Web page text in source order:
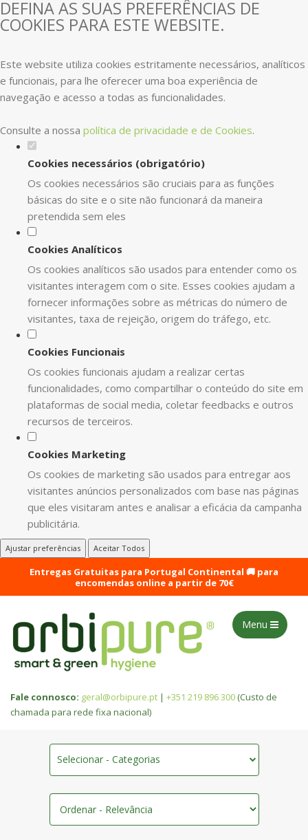
DEFINA AS SUAS PREFERÊNCIAS DE
COOKIES PARA ESTE WEBSITE.
Este website utiliza cookies estritamente necessários, analíticos
e funcionais, para lhe oferecer uma boa experiência de
navegação e acesso a todas as funcionalidades.
Consulte a nossa política de privacidade e de Cookies.
Cookies necessários (obrigatório)
Os cookies necessários são cruciais para as funções
básicas do site e o site não funcionará da maneira
pretendida sem eles
Cookies Analíticos
Os cookies analíticos são usados para entender como os
visitantes interagem com o site. Esses cookies ajudam a
fornecer informações sobre as métricas do número de
visitantes, taxa de rejeição, origem do tráfego, etc.
Cookies Funcionais
Os cookies funcionais ajudam a realizar certas
funcionalidades, como compartilhar o conteúdo do site em
plataformas de social media, coletar feedbacks e outros
recursos de terceiros.
Cookies Marketing
Os cookies de marketing são usados para entregar aos
visitantes anúncios personalizados com base nas páginas
que eles visitaram antes e analisar a eficácia da campanha
publicitária.
Ajustar preferências Aceitar Todos
Entregas Gratuitas para Portugal Continental 🚚 para
encomendas online a partir de 70€
Menu
Fale connosco: geral@orbipure.pt | +351 219 896 300 (Custo de
chamada para rede fixa nacional)
Selecionar - Categorias